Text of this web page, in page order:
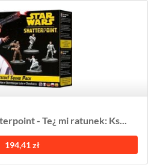
- Te¿ mi ratunek: Ks...
194,41 zł